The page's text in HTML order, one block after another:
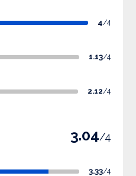
4/4
1.13/4
2.12/4
3.04/4
3.33/4